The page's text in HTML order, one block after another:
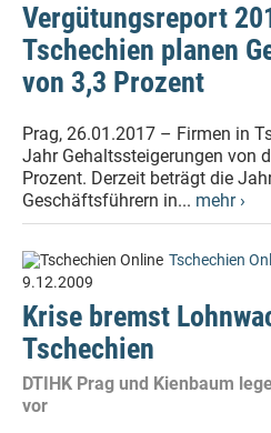
Vergütungsreport
Tschechien planen
von 3,3 Prozent
Prag, 26.01.2017 – Firmen in
Jahr Gehaltssteigerungen von
Prozent. Derzeit beträgt die
Geschäftsführern in... mehr ›
Tschechien
9.12.2009
Krise bremst
Tschechien
DTIHK Prag und Kienbaum
vor